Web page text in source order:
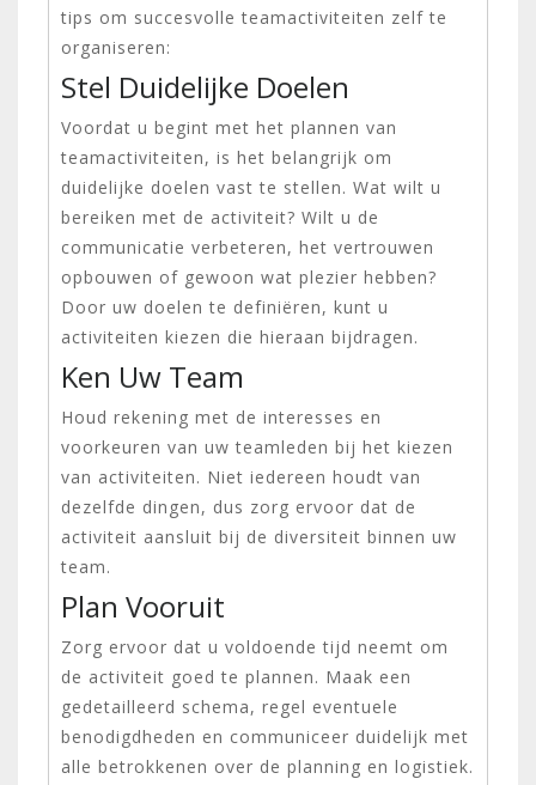
tips om succesvolle teamactiviteiten zelf te
organiseren:
Stel Duidelijke Doelen
Voordat u begint met het plannen van
teamactiviteiten, is het belangrijk om
duidelijke doelen vast te stellen. Wat wilt u
bereiken met de activiteit? Wilt u de
communicatie verbeteren, het vertrouwen
opbouwen of gewoon wat plezier hebben?
Door uw doelen te definiëren, kunt u
activiteiten kiezen die hieraan bijdragen.
Ken Uw Team
Houd rekening met de interesses en
voorkeuren van uw teamleden bij het kiezen
van activiteiten. Niet iedereen houdt van
dezelfde dingen, dus zorg ervoor dat de
activiteit aansluit bij de diversiteit binnen uw
team.
Plan Vooruit
Zorg ervoor dat u voldoende tijd neemt om
de activiteit goed te plannen. Maak een
gedetailleerd schema, regel eventuele
benodigdheden en communiceer duidelijk met
alle betrokkenen over de planning en logistiek.